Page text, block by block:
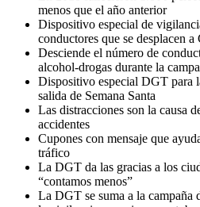
menos que el año anterior
Dispositivo especial de
conductores que se desplacen a
Desciende el número de
alcohol-drogas durante la
Dispositivo especial DGT para
salida de Semana Santa
Las distracciones son la causa
accidentes
Cupones con mensaje que
tráfico
La DGT da las gracias a los
“contamos menos”
La DGT se suma a la campaña